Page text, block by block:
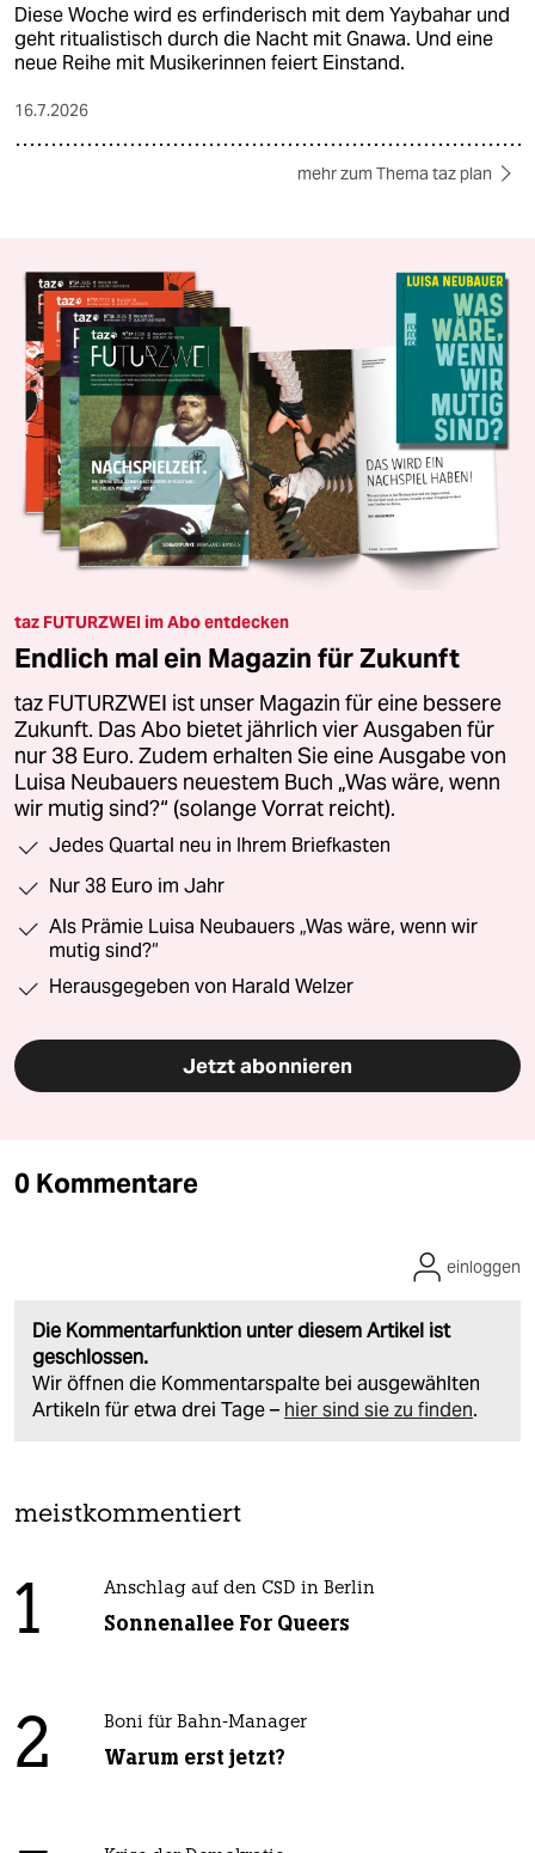
Diese Woche wird es erfinderisch mit dem Yaybahar und
geht ritualistisch durch die Nacht mit Gnawa. Und eine
neue Reihe mit Musikerinnen feiert Einstand.
16.7.2026
mehr zum Thema taz plan
taz FUTURZWEI im Abo entdecken
Endlich mal ein Magazin für Zukunft
taz FUTURZWEI ist unser Magazin für eine bessere
Zukunft. Das Abo bietet jährlich vier Ausgaben für
nur 38 Euro. Zudem erhalten Sie eine Ausgabe von
Luisa Neubauers neuestem Buch „Was wäre, wenn
wir mutig sind?“ (solange Vorrat reicht).
Jedes Quartal neu in Ihrem Briefkasten
Nur 38 Euro im Jahr
Als Prämie Luisa Neubauers „Was wäre, wenn wir
mutig sind?“
Herausgegeben von Harald Welzer
Jetzt abonnieren
0 Kommentare
Die Kommentarfunktion unter diesem Artikel ist
geschlossen.
Wir öffnen die Kommentarspalte bei ausgewählten
Artikeln für etwa drei Tage – hier sind sie zu finden.
einloggen
meistkommentiert
1 Anschlag auf den CSD in Berlin
Sonnenallee For Queers
2 Boni für Bahn-Manager
Warum erst jetzt?